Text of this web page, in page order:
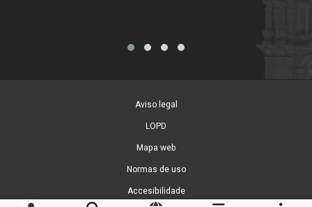
Aviso legal
LOPD
Mapa web
Normas de uso
Accesibilidade